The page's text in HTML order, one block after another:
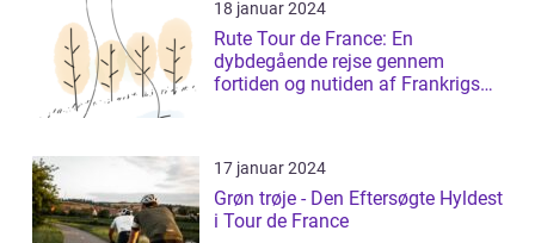
18 januar 2024
Rute Tour de France: En
dybdegående rejse gennem
fortiden og nutiden af Frankrigs
17 januar 2024
Grøn trøje - Den Eftersøgte Hyldest
i Tour de France